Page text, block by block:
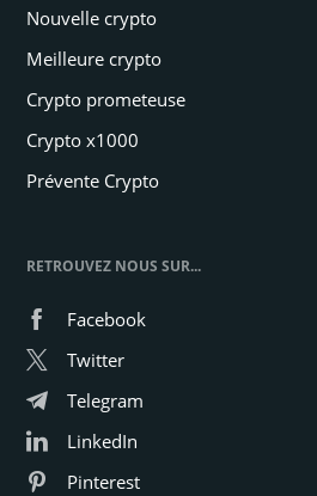
Nouvelle crypto
Meilleure crypto
Crypto prometeuse
Crypto x1000
Prévente Crypto
RETROUVEZ NOUS SUR...
Facebook
Twitter
Telegram
LinkedIn
Pinterest